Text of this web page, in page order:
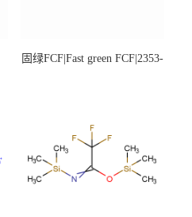
固绿FCF|Fast green FCF|2353-